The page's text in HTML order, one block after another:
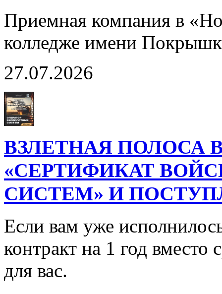
Приемная компания в
колледже имени
27.07.2026
ВЗЛЕТНАЯ ПОЛОСА
«СЕРТИФИКАТ
СИСТЕМ» И
Если вам уже
контракт на 1 год
для вас.